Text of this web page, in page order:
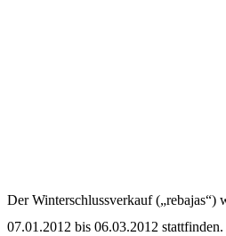
Der Winterschlussverkauf („rebajas“)
07.01.2012 bis 06.03.2012